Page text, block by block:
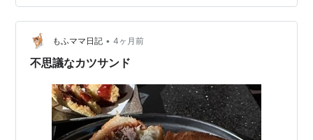
【この記事でわかること】 万かつサンドのカロリーや栄
養成分 40代の胃に優しいのか？本音の味レビュー マク
ドナルドなどのジャンク系バーガーとの比較 胃もたれを
回避するベストな食べ合わせ 「売り…
もふママ日記 • 4ヶ月前
不思議なカツサンド